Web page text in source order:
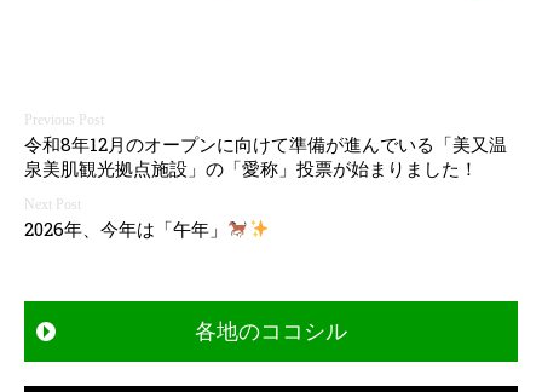
投
稿
ナ
ゲ
ー
令和8年12月のオープンに向けて準備が進んでいる「美又温
泉美肌観光拠点施設」の「愛称」投票が始まりました！
2026年、今年は「午年」
各地のココシル